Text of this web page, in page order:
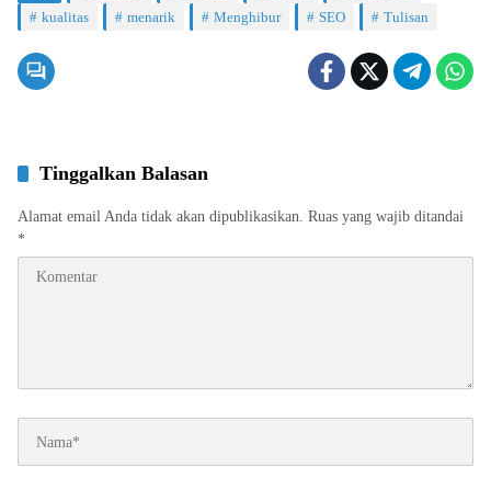
kualitas
menarik Menghibur SEO Tulisan
Tinggalkan Balasan
Alamat email Anda tidak akan dipublikasikan. Ruas yang wajib ditandai
*